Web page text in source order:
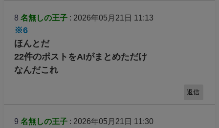
8 名無しの王子: 2026年05月21日 11:13
※6
ほんとだ
22件のポストをAIがまとめただけ
なんだこれ
返信
9 名無しの王子: 2026年05月21日 11:30